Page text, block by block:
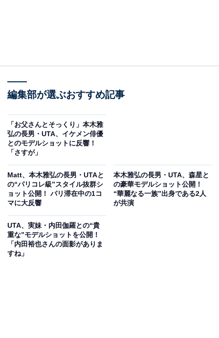
編集部が選ぶおすすめ記事
「お父さんとそっくり」本木雅
弘の長男・UTA、イケメン俳優
とのモデルショットに反響！
「さすが」
Matt、本木雅弘の長男・UTAと
の“パリコレ級”スタイル抜群シ
ョット公開！ パリ滞在中の1コ
マに大反響
本木雅弘の長男・UTA、森星と
の豪華モデルショット公開！
“華麗なる一族”出身である2人
が共演
UTA、実妹・内田伽羅との“貴
重な”モデルショットを公開！
「内田裕也さんの面影がありま
すね」